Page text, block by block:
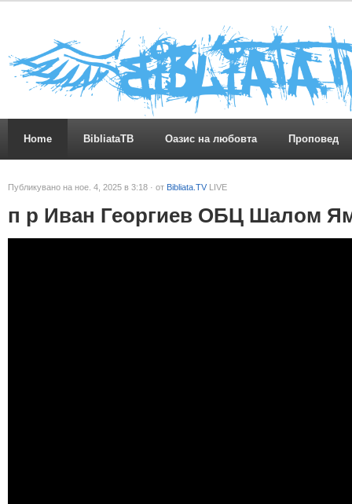
Home BibliataTB Оазис на любовта Проповед
Публикувано на ное. 4, 2025 в 3:18 · от Bibliata.TV LIVE
п р Иван Георгиев ОБЦ Шалом